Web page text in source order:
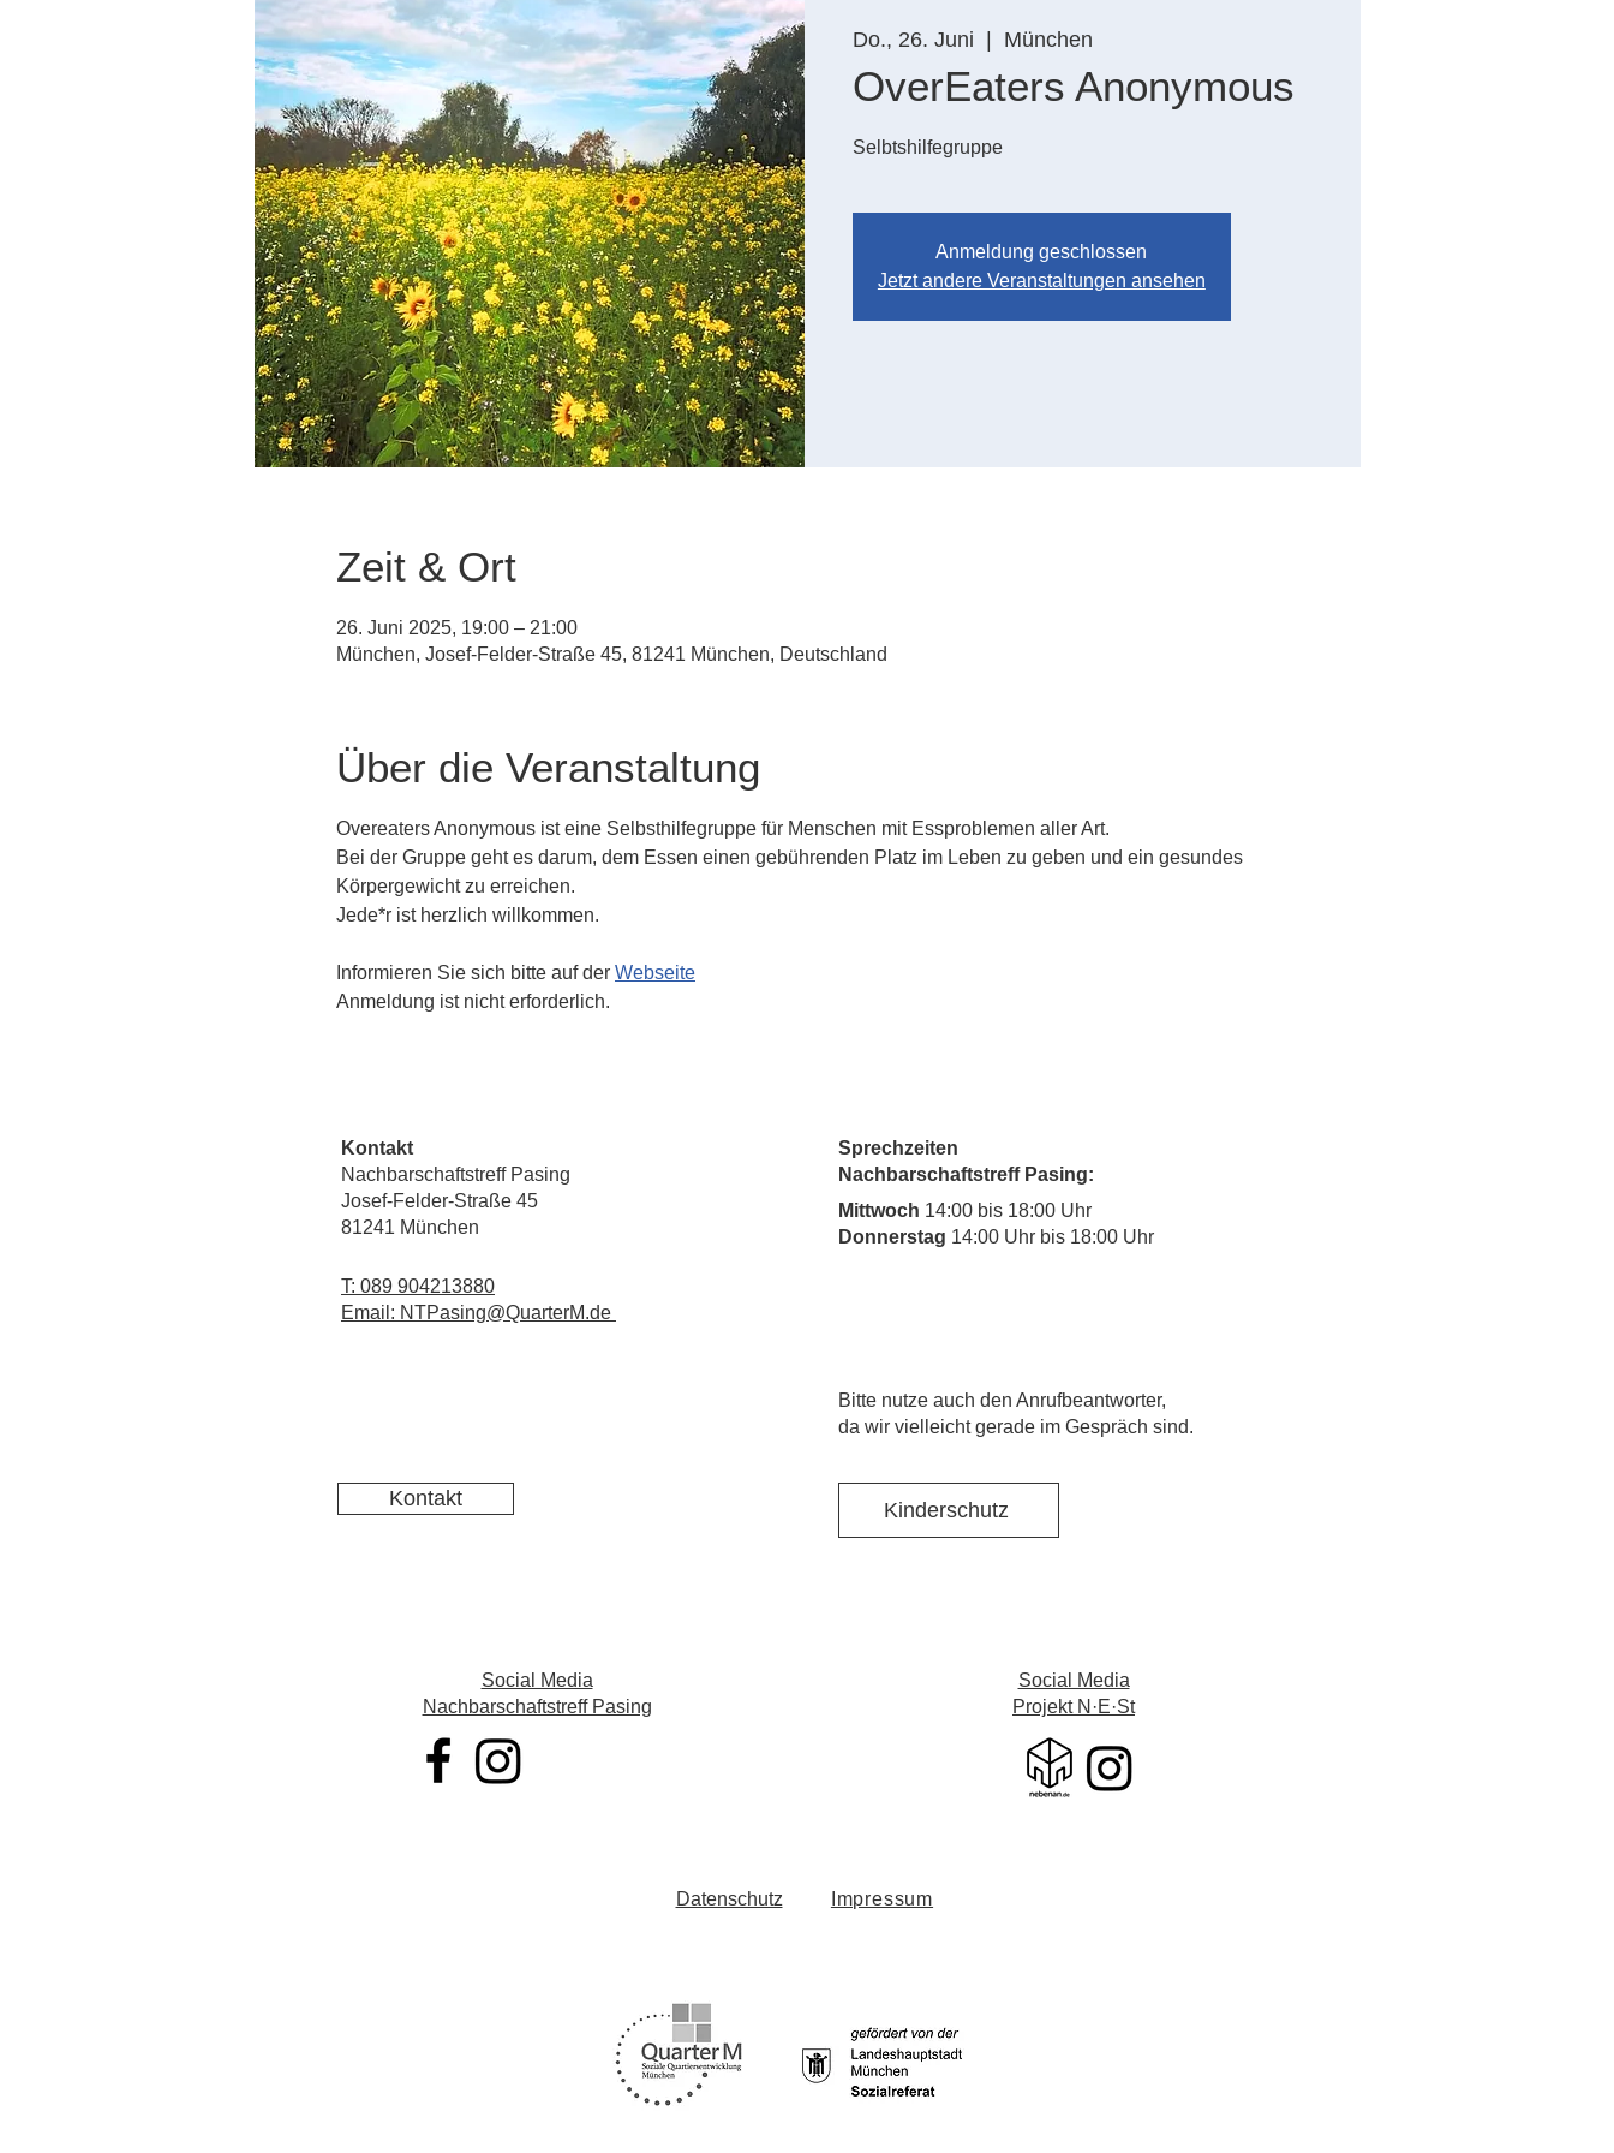
Do., 26. Juni München
OverEaters Anonymous
Selbtshilfegruppe
Anmeldung geschlossen
Jetzt andere Veranstaltungen ansehen
Zeit & Ort
26. Juni 2025, 19:00 – 21:00
München, Josef-Felder-Straße 45, 81241 München, Deutschland
Über die Veranstaltung
Overeaters Anonymous ist eine Selbsthilfegruppe für Menschen mit Essproblemen aller Art.
Bei der Gruppe geht es darum, dem Essen einen gebührenden Platz im Leben zu geben und ein gesundes
Körpergewicht zu erreichen.
Jede*r ist herzlich willkommen.
Informieren Sie sich bitte auf der Webseite
Anmeldung ist nicht erforderlich.
Kontakt
Nachbarschaftstreff Pasing
Josef-Felder-Straße 45
81241 München
T: 089 904213880
Email: NTPasing@QuarterM.de
Kontakt
Sprechzeiten
Nachbarschaftstreff Pasing:
Mittwoch 14:00 bis 18:00 Uhr
Donnerstag 14:00 Uhr bis 18:00 Uhr
​Bitte nutze auch den Anrufbeantworter,
da wir vielleicht gerade im Gespräch sind.
Kinderschutz
Social Media
Nachbarschaftstreff Pasing
Social Media
Projekt N·E·St
Datenschutz Impressum